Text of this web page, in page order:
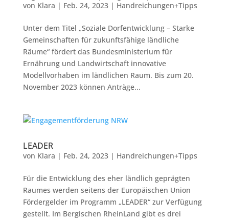
von Klara | Feb. 24, 2023| Handreichungen+Tipps
Unter dem Titel „Soziale Dorfentwicklung – Starke
Gemeinschaften für zukunftsfähige ländliche
Räume“ fördert das Bundesministerium für
Ernährung und Landwirtschaft innovative
Modellvorhaben im ländlichen Raum. Bis zum 20.
November 2023 können Anträge...
LEADER
von Klara | Feb. 24, 2023| Handreichungen+Tipps
Für die Entwicklung des eher ländlich geprägten
Raumes werden seitens der Europäischen Union
Fördergelder im Programm „LEADER“ zur Verfügung
gestellt. Im Bergischen RheinLand gibt es drei